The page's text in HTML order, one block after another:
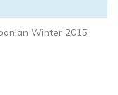
Winter 2015